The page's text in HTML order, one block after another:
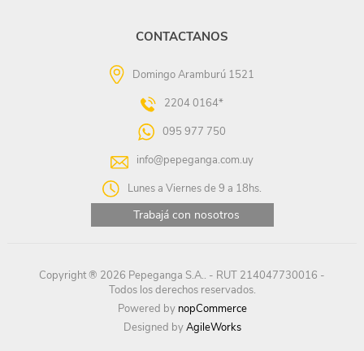
CONTACTANOS
Domingo Aramburú 1521
2204 0164*
095 977 750
info@pepeganga.com.uy
Lunes a Viernes de 9 a 18hs.
Trabajá con nosotros
Copyright ® 2026 Pepeganga S.A.. - RUT 214047730016 -
Todos los derechos reservados.
Powered by nopCommerce
Designed byAgileWorks